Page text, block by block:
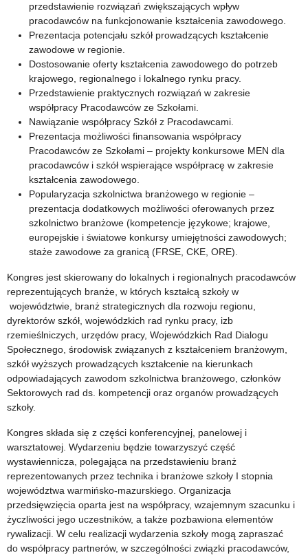
przedstawienie rozwiązań zwiększających wpływ
pracodawców na funkcjonowanie kształcenia zawodowego.
Prezentacja potencjału szkół prowadzących kształcenie
zawodowe w regionie.
Dostosowanie oferty kształcenia zawodowego do potrzeb
krajowego, regionalnego i lokalnego rynku pracy.
Przedstawienie praktycznych rozwiązań w zakresie
współpracy Pracodawców ze Szkołami.
Nawiązanie współpracy Szkół z Pracodawcami.
Prezentacja możliwości finansowania współpracy
Pracodawców ze Szkołami – projekty konkursowe MEN dla
pracodawców i szkół wspierające współpracę w zakresie
kształcenia zawodowego.
Popularyzacja szkolnictwa branżowego w regionie –
prezentacja dodatkowych możliwości oferowanych przez
szkolnictwo branżowe (kompetencje językowe; krajowe,
europejskie i światowe konkursy umiejętności zawodowych;
staże zawodowe za granicą (FRSE, CKE, ORE).
Kongres jest skierowany do lokalnych i regionalnych pracodawców
reprezentujących branże, w których kształcą szkoły w
województwie, branż strategicznych dla rozwoju regionu,
dyrektorów szkół, wojewódzkich rad rynku pracy, izb
rzemieślniczych, urzędów pracy, Wojewódzkich Rad Dialogu
Społecznego, środowisk związanych z kształceniem branżowym,
szkół wyższych prowadzących kształcenie na kierunkach
odpowiadających zawodom szkolnictwa branżowego, członków
Sektorowych rad ds. kompetencji oraz organów prowadzących
szkoły.
Kongres składa się z części konferencyjnej, panelowej i
warsztatowej. Wydarzeniu będzie towarzyszyć część
wystawiennicza, polegająca na przedstawieniu branż
reprezentowanych przez technika i branżowe szkoły I stopnia
województwa warmińsko-mazurskiego. Organizacja
przedsięwzięcia oparta jest na współpracy, wzajemnym szacunku i
życzliwości jego uczestników, a także pozbawiona elementów
rywalizacji. W celu realizacji wydarzenia szkoły mogą zapraszać
do współpracy partnerów, w szczególności związki pracodawców,